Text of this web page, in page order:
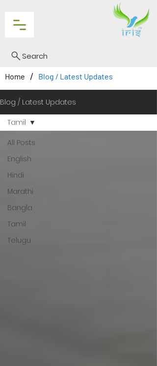
Search
Home / Blog / Latest Updates
Blog / Latest Updates
All Posts
English
Hindi
Marathi
Bangla
Tamil
Telugu
Tamil